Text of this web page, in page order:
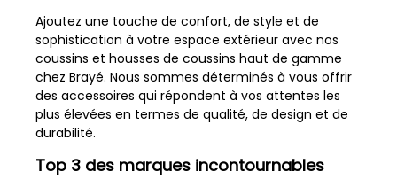
Ajoutez une touche de confort, de style et de
sophistication à votre espace extérieur avec nos
coussins et housses de coussins haut de gamme
chez Brayé. Nous sommes déterminés à vous offrir
des accessoires qui répondent à vos attentes les
plus élevées en termes de qualité, de design et de
durabilité.
Top 3 des marques incontournables